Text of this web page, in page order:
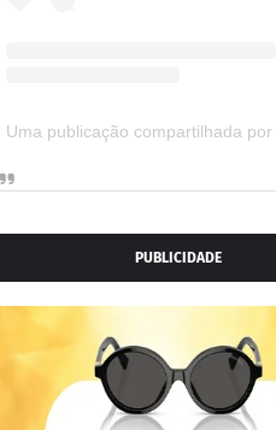
PUBLICIDADE